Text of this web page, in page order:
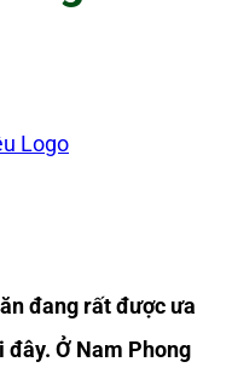
Logo
đang rất được ưa
Ở Nam Phong